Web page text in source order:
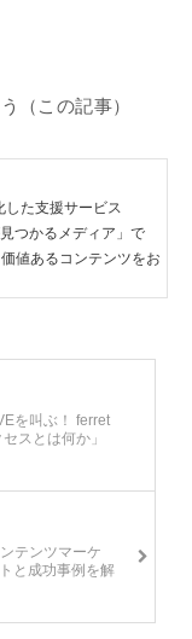
（この記事）
した支援サービス
つかるメディア」で
値あるコンテンツをお
を叫ぶ！ ferret
スとは何か」
テンツマーケ
と成功事例を解